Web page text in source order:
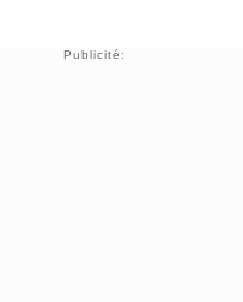
Publicité: